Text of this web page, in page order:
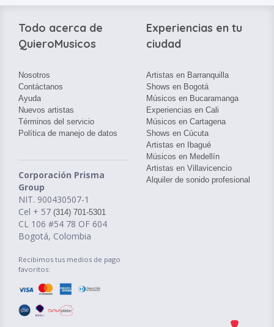
Todo acerca de
QuieroMusicos
Nosotros
Contáctanos
Ayuda
Nuevos artistas
Términos del servicio
Política de manejo de datos
Corporación Prisma
Group
NIT. 900430507-1
Cel + 57 (314) 701-5301
CL 106 #54 78 OF 604
Bogotá, Colombia
Recibimos tus medios de pago
favoritos:
Experiencias en tu
ciudad
Artistas en Barranquilla
Shows en Bogotá
Músicos en Bucaramanga
Experiencias en Cali
Músicos en Cartagena
Shows en Cúcuta
Artistas en Ibagué
Músicos en Medellín
Artistas en Villavicencio
Alquiler de sonido profesional